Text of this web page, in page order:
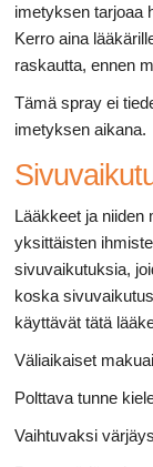
imetyksen tarjoaa
Kerro aina
raskautta, ennen
Tämä spray ei
imetyksen aikana.
Lääkkeet ja niiden
yksittäisten
sivuvaikutuksia,
koska
käyttävät tätä
Väliaikaiset
Polttava tunne
Vaihtuvaksi